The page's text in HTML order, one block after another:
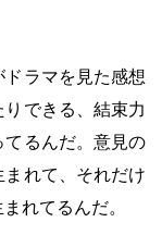
ラマを見た感想
できる、結束力
るんだ。意見の
れて、それだけ
れてるんだ。